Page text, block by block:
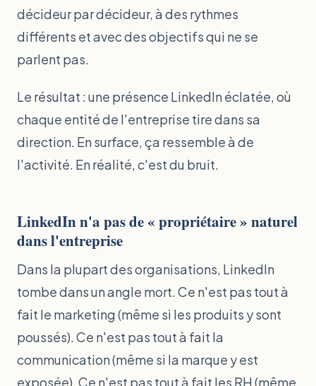
décideur par décideur, à des rythmes
différents et avec des objectifs qui ne se
parlent pas.
Le résultat : une présence LinkedIn éclatée, où
chaque entité de l'entreprise tire dans sa
direction. En surface, ça ressemble à de
l'activité. En réalité, c'est du bruit.
LinkedIn n'a pas de « propriétaire » naturel
dans l'entreprise
Dans la plupart des organisations, LinkedIn
tombe dans un angle mort. Ce n'est pas tout à
fait le marketing (même si les produits y sont
poussés). Ce n'est pas tout à fait la
communication (même si la marque y est
exposée). Ce n'est pas tout à fait les RH (même